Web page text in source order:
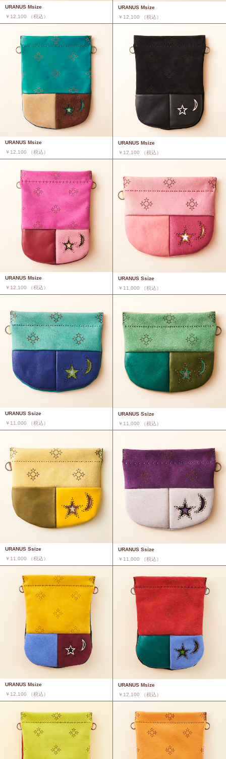
URANUS Msize
￥12,100 （税込）
URANUS Msize
￥12,100 （税込）
URANUS Msize
￥12,100 （税込）
URANUS Msize
￥12,100 （税込）
URANUS Msize
￥12,100 （税込）
URANUS Ssize
￥11,000 （税込）
URANUS Ssize
￥11,000 （税込）
URANUS Ssize
￥11,000 （税込）
URANUS Ssize
￥11,000 （税込）
URANUS Ssize
￥11,000 （税込）
URANUS Msize
￥12,100 （税込）
URANUS Msize
￥12,100 （税込）